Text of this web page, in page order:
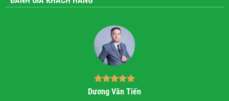
Dương Văn Tiến